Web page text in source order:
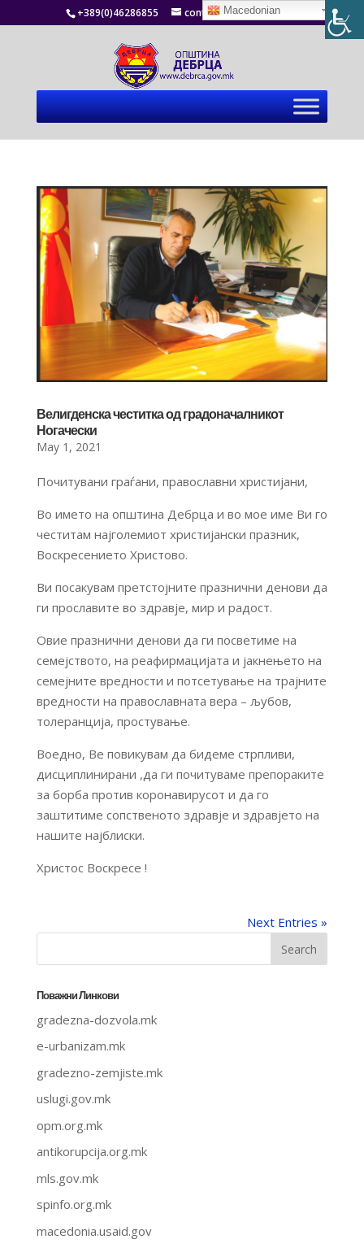
+389(0)46286855 contact@debrca.gov.mk
Велигденска честитка од градоначалникот
Ногачески
May 1, 2021
Почитувани граѓани, православни христијани,
Во името на општина Дебрца и во мое име Ви го
честитам најголемиот христијански празник,
Воскресението Христово.
Ви посакувам претстојните празнични денови да
ги прославите во здравје, мир и радост.
Овие празнични денови да ги посветиме на
семејството, на реафирмацијата и јакнењето на
семејните вредности и потсетување на трајните
вредности на православната вера – љубов,
толеранција, простување.
Воедно, Ве повикувам да бидеме стрпливи,
дисциплинирани ,да ги почитуваме препораките
за борба против коронавирусот и да го
заштитиме сопственото здравје и здравјето на
нашите најблиски.
Христос Воскресе !
Next Entries »
Поважни Линкови
gradezna-dozvola.mk
e-urbanizam.mk
gradezno-zemjiste.mk
uslugi.gov.mk
opm.org.mk
antikorupcija.org.mk
mls.gov.mk
spinfo.org.mk
macedonia.usaid.gov
Macedonian